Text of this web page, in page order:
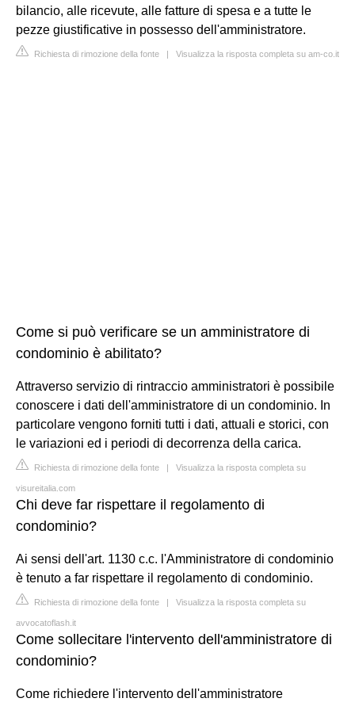
bilancio, alle ricevute, alle fatture di spesa e a tutte le
pezze giustificative in possesso dell'amministratore.
Richiesta di rimozione della fonte | Visualizza la risposta completa su am-co.it
Come si può verificare se un amministratore di
condominio è abilitato?
Attraverso servizio di rintraccio amministratori è possibile
conoscere i dati dell'amministratore di un condominio. In
particolare vengono forniti tutti i dati, attuali e storici, con
le variazioni ed i periodi di decorrenza della carica.
Richiesta di rimozione della fonte | Visualizza la risposta completa su
visureitalia.com
Chi deve far rispettare il regolamento di
condominio?
Ai sensi dell'art. 1130 c.c. l'Amministratore di condominio
è tenuto a far rispettare il regolamento di condominio.
Richiesta di rimozione della fonte | Visualizza la risposta completa su
avvocatoflash.it
Come sollecitare l'intervento dell'amministratore di
condominio?
Come richiedere l'intervento dell'amministratore